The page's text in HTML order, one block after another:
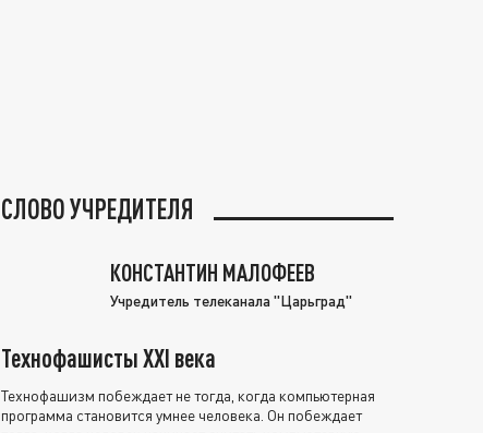
СЛОВО УЧРЕДИТЕЛЯ
КОНСТАНТИН МАЛОФЕЕВ
Учредитель телеканала "Царьград"
Технофашисты XXI века
Технофашизм побеждает не тогда, когда компьютерная
программа становится умнее человека. Он побеждает